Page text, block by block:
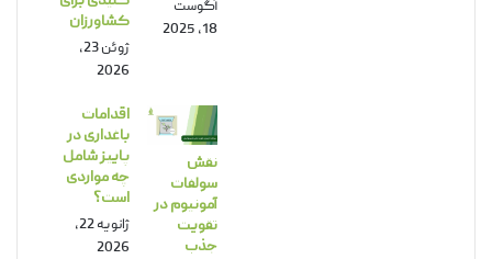
آگوست
18, 2025
کشاورزان
ژوئن 23,
2026
نقش
سولفات
آمونیوم در
تقویت
جذب
اقدامات
باغداری در
پاییز شامل
چه مواردی
است؟
ژانویه 22,
2026